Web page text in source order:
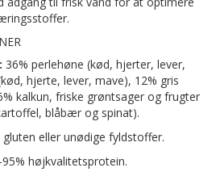
36% perlehøne (kød, hjerter, lever,
hjerte, lever, mave), 12% gris
kalkun, friske grøntsager og frugter
blåbær og spinat).
gluten eller unødige fyldstoffer.
højkvalitetsprotein.